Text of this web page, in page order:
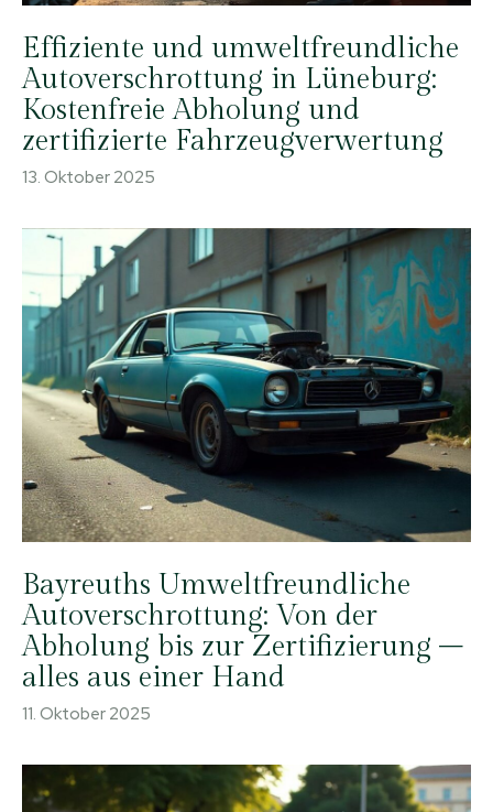
Effiziente und umweltfreundliche
Autoverschrottung in Lüneburg:
Kostenfreie Abholung und
zertifizierte Fahrzeugverwertung
13. Oktober 2025
Bayreuths Umweltfreundliche
Autoverschrottung: Von der
Abholung bis zur Zertifizierung –
alles aus einer Hand
11. Oktober 2025